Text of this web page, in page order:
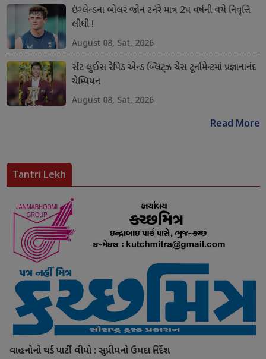
ઇંગ્લેન્ડના બોલર જોન ટર્નરે માત્ર 2પ વર્ષની વયે નિવૃત્તિ
લીધી !
August 08, Sat, 2026
સેંટ લુઈસ રેપિડ એન્ડ બ્લિટ્ઝ ચેસ ટૂર્નામેન્ટમાં પ્રજ્ઞાનાનંદ
ચેમ્પિયન
August 08, Sat, 2026
Read More
Tantri Lekh
વાહનોનો થર્ડ પાર્ટી વીમો : સુપ્રીમનો ઉમદા નિર્દેશ